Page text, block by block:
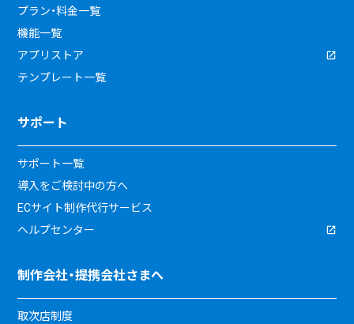
プラン・料金一覧
機能一覧
アプリストア
テンプレート一覧
サポート
サポート一覧
導入をご検討中の方へ
ECサイト制作代行サービス
ヘルプセンター
制作会社・提携会社さまへ
取次店制度